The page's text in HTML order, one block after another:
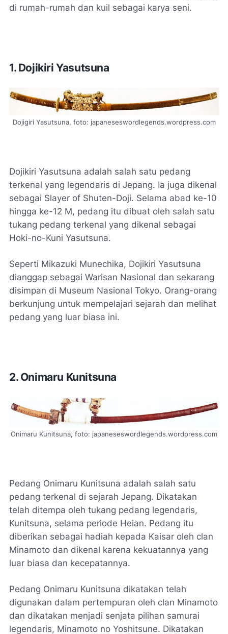
di rumah-rumah dan kuil sebagai karya seni.
1. Dojikiri Yasutsuna
Dojigiri Yasutsuna, foto: japaneseswordlegends.wordpress.com
Dojikiri Yasutsuna adalah salah satu pedang
terkenal yang legendaris di Jepang. Ia juga dikenal
sebagai Slayer of Shuten-Doji. Selama abad ke-10
hingga ke-12 M, pedang itu dibuat oleh salah satu
tukang pedang terkenal yang dikenal sebagai
Hoki-no-Kuni Yasutsuna.
Seperti Mikazuki Munechika, Dojikiri Yasutsuna
dianggap sebagai Warisan Nasional dan sekarang
disimpan di Museum Nasional Tokyo. Orang-orang
berkunjung untuk mempelajari sejarah dan melihat
pedang yang luar biasa ini.
2. Onimaru Kunitsuna
Onimaru Kunitsuna, foto: japaneseswordlegends.wordpress.com
Pedang Onimaru Kunitsuna adalah salah satu
pedang terkenal di sejarah Jepang. Dikatakan
telah ditempa oleh tukang pedang legendaris,
Kunitsuna, selama periode Heian. Pedang itu
diberikan sebagai hadiah kepada Kaisar oleh clan
Minamoto dan dikenal karena kekuatannya yang
luar biasa dan kecepatannya.
Pedang Onimaru Kunitsuna dikatakan telah
digunakan dalam pertempuran oleh clan Minamoto
dan dikatakan menjadi senjata pilihan samurai
legendaris, Minamoto no Yoshitsune. Dikatakan